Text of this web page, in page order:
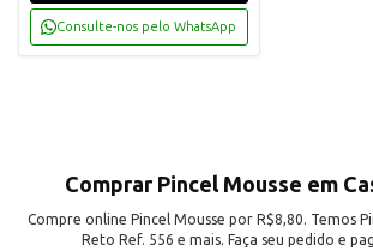
Consulte-nos pelo WhatsApp
Comprar Pincel Mousse em
Compre online Pincel Mousse por R$8,80. Temos
Reto Ref. 556 e mais. Faça seu pedido e